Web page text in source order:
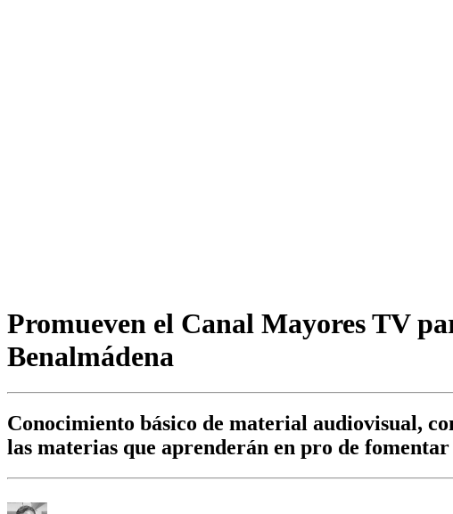
Promueven el Canal Mayores TV
Benalmádena
Conocimiento básico de material audiovisual,
las materias que aprenderán en pro de